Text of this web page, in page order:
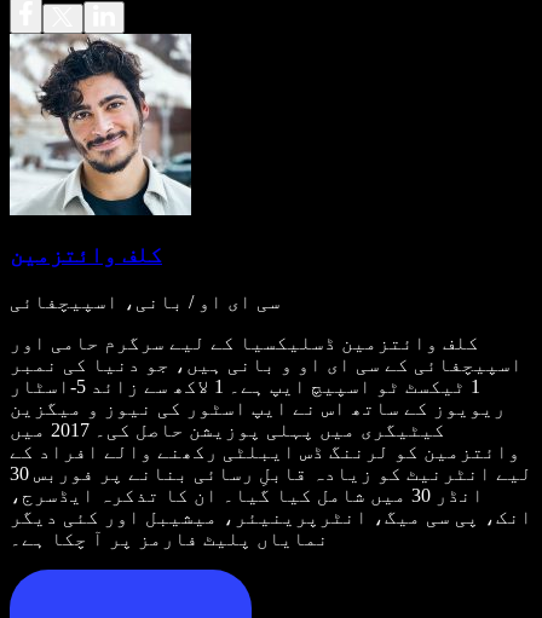
کلف وائتزمین
سی ای او / بانی، اسپیچفائی
کلف وائتزمین ڈسلیکسیا کے لیے سرگرم حامی اور
اسپیچفائی کے سی ای او و بانی ہیں، جو دنیا کی نمبر
1 ٹیکسٹ ٹو اسپیچ ایپ ہے۔ 1 لاکھ سے زائد 5-اسٹار
ریویوز کے ساتھ اس نے ایپ اسٹور کی نیوز و میگزین
کیٹیگری میں پہلی پوزیشن حاصل کی۔ 2017 میں
وائتزمین کو لرننگ ڈس ایبلٹی رکھنے والے افراد کے
لیے انٹرنیٹ کو زیادہ قابلِ رسائی بنانے پر فوربس 30
انڈر 30 میں شامل کیا گیا۔ ان کا تذکرہ ایڈسرج،
انک، پی سی میگ، انٹرپرینیئر، میشیبل اور کئی دیگر
نمایاں پلیٹ فارمز پر آ چکا ہے۔